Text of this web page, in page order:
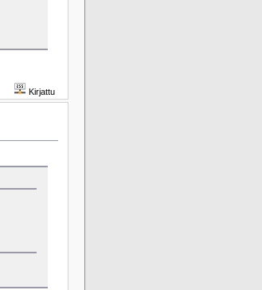
Kirjattu